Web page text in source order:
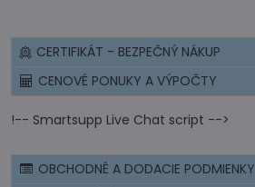
CERTIFIKÁT - BEZPEČNÝ NÁKUP
CENOVÉ PONUKY A VÝPOČTY
!-- Smartsupp Live Chat script -->
OBCHODNÉ A DODACIE PODMIENKY